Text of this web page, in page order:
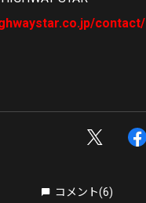
contact/
コメント(6)